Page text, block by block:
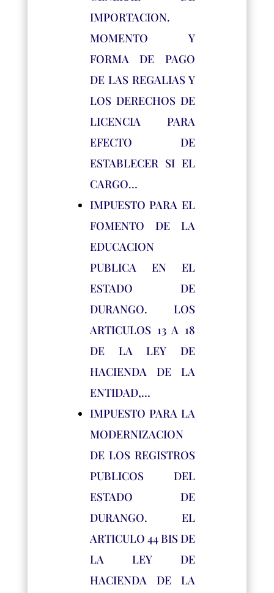
IMPORTACION.
MOMENTO Y
FORMA DE PAGO
DE LAS REGALIAS Y
LOS DERECHOS DE
LICENCIA PARA
EFECTO DE
ESTABLECER SI EL
CARGO…
IMPUESTO PARA EL
FOMENTO DE LA
EDUCACION
PUBLICA EN EL
ESTADO DE
DURANGO. LOS
ARTICULOS 13 A 18
DE LA LEY DE
HACIENDA DE LA
ENTIDAD,…
IMPUESTO PARA LA
MODERNIZACION
DE LOS REGISTROS
PUBLICOS DEL
ESTADO DE
DURANGO. EL
ARTICULO 44 BIS DE
LA LEY DE
HACIENDA DE LA